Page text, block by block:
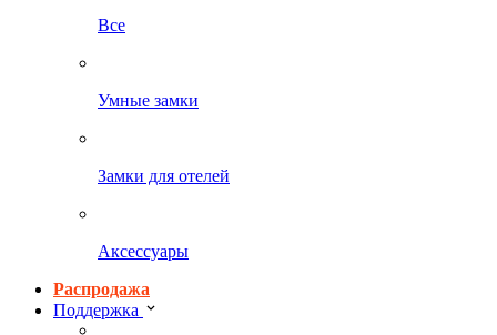
Все
Умные замки
Замки для отелей
Аксессуары
Распродажа
Поддержка